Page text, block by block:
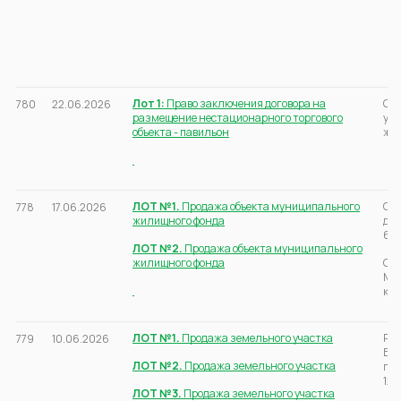
780 22.06.2026 Лот 1: Право заключения договора на
размещение нестационарного торгового
объекта - павильон
ж/
778 17.06.2026 ЛОТ №1. Продажа объекта муниципального
жилищного фонда
ЛОТ №2. Продажа объекта муниципального
жилищного фонда
д.
779 10.06.2026 ЛОТ №1. Продажа земельного участка
ЛОТ №2. Продажа земельного участка
ЛОТ №3. Продажа земельного участка
12а